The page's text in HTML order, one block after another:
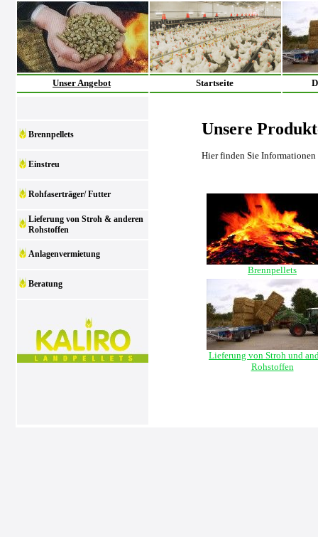
Unser Angebot Startseite
Brennpellets
Einstreu
Rohfaserträger/ Futter
Lieferung von Stroh & anderen
Rohstoffen
Anlagenvermietung
Beratung
Unsere
Hier finden Sie Informationen
Brennpellets
Lieferung von Stroh und
Rohstoffen